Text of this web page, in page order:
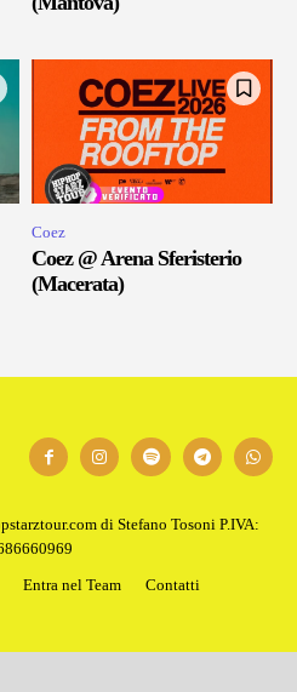
Coez
Coez @ Arena Sferisterio
(Macerata)
di Stefano Tosoni P.IVA:
Entra nel Team Contatti